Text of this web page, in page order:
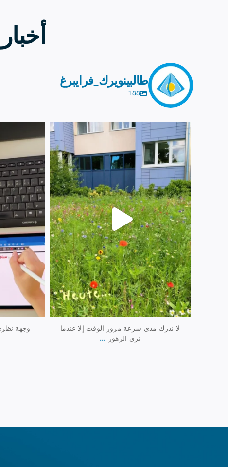
طالبينويرك_فرايبرغ
188
وجهة
يوليو 8
لا ندرك مدى سرعة مرور الوقت إلا عندما
نرى الزهور
...